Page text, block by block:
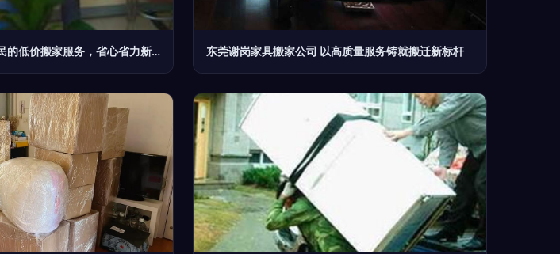
桥头搬家公司 优质便民的低价搬家服务，省心省力新选择 东莞谢岗家具搬家公司 以高质量服务铸就搬迁新标杆